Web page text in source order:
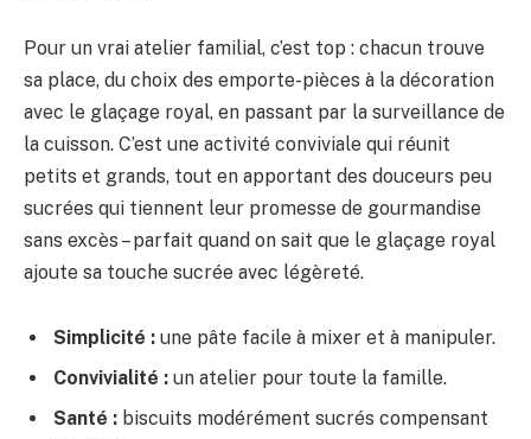
Pour un vrai atelier familial, c’est top : chacun trouve
sa place, du choix des emporte-pièces à la décoration
avec le glaçage royal, en passant par la surveillance de
la cuisson. C’est une activité conviviale qui réunit
petits et grands, tout en apportant des douceurs peu
sucrées qui tiennent leur promesse de gourmandise
sans excès – parfait quand on sait que le glaçage royal
ajoute sa touche sucrée avec légèreté.
Simplicité : une pâte facile à mixer et à manipuler.
Convivialité : un atelier pour toute la famille.
Santé : biscuits modérément sucrés compensant